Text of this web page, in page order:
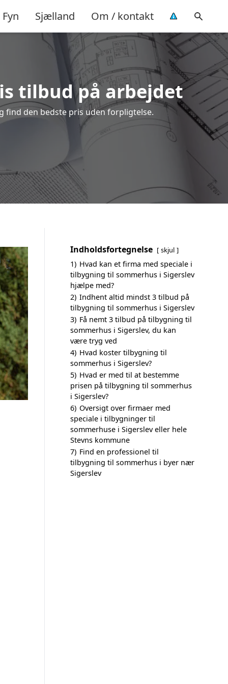
Fyn Sjælland Om / kontakt
tilbud på arbejdet
find den bedste pris uden forpligtelse.
Indholdsfortegnelse skjul
1) Hvad kan et firma med speciale i
tilbygning til sommerhus i Sigerslev
hjælpe med?
2) Indhent altid mindst 3 tilbud på
tilbygning til sommerhus i Sigerslev
3) Få nemt 3 tilbud på tilbygning til
sommerhus i Sigerslev, du kan
være tryg ved
4) Hvad koster tilbygning til
sommerhus i Sigerslev?
5) Hvad er med til at bestemme
prisen på tilbygning til sommerhus
i Sigerslev?
6) Oversigt over firmaer med
speciale i tilbygninger til
sommerhuse i Sigerslev eller hele
Stevns kommune
7) Find en professionel til
tilbygning til sommerhus i byer nær
Sigerslev